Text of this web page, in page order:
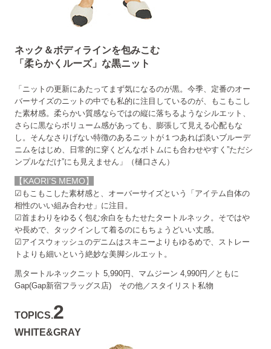
ネック＆ボディラインを包みこむ
「柔らかくルーズ」な黒ニット
「ニットの更新にあたってまず気になるのが黒。今季、定番のオー
バーサイズのニットの中でも私的に注目しているのが、もこもこし
た素材感。柔らかい質感ならではの縦に落ちるようなシルエット、
さらに黒ならボリューム感があっても、膨張して見える心配もな
し。そんなさりげない特徴のあるニットが１つあれば淡いブルーデ
ニムをはじめ、日常的に穿くどんなボトムにも合わせやすく”ただシ
ンプルなだけ”にも見えません」（樋口さん）
【KAORI’S MEMO】
☑もこもこした素材感と、オーバーサイズという「アイテム自体の
相性のいい組み合わせ」に注目。
☑首まわりをゆるく包む余白をもたせたタートルネック。そではや
や長めで、タックインして着るのにもちょうどいい丈感。
☑アイスウォッシュのデニムはスキニーよりもゆるめで、ストレー
トよりも細いという絶妙な美脚シルエット。
黒タートルネックニット 5,990円、マムジーン 4,990円／ともに
Gap(Gap新宿フラッグス店) その他／スタイリスト私物
TOPICS.2
WHITE&GRAY